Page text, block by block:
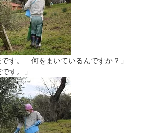
す。 何をまいているんですか？」
す。」